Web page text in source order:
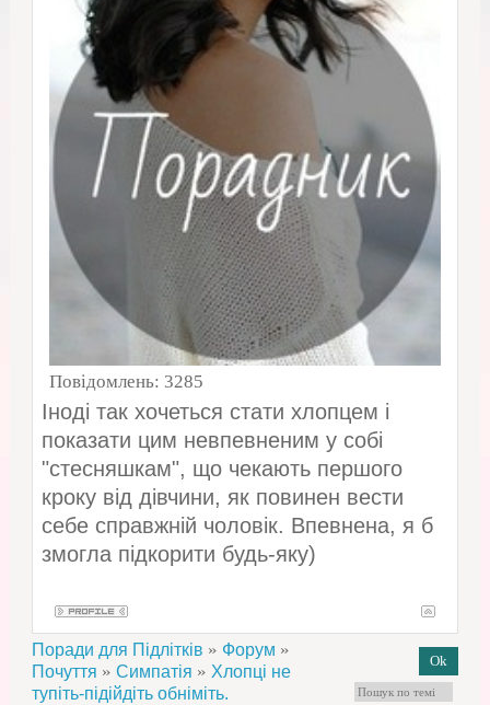
Повідомлень: 3285
Іноді так хочеться стати хлопцем і
показати цим невпевненим у собі
"стесняшкам", що чекають першого
кроку від дівчини, як повинен вести
себе справжній чоловік. Впевнена, я б
змогла підкорити будь-яку)
Поради для Підлітків » Форум »
Почуття » Симпатія » Хлопці не
тупіть-підійдіть обніміть.